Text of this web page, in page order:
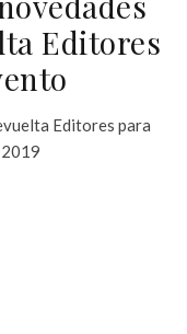
Editores
Editores para